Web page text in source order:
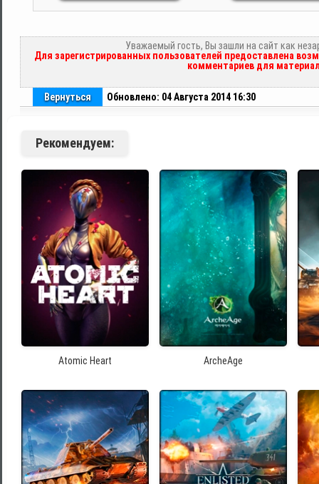
Уважаемый гость, Вы зашли на сайт как
Для зарегистрированных пользователей предоставлена
комментариев для
Вернуться Обновлено: 04 Августа 2014 16:30
Рекомендуем:
Atomic Heart ArcheAge